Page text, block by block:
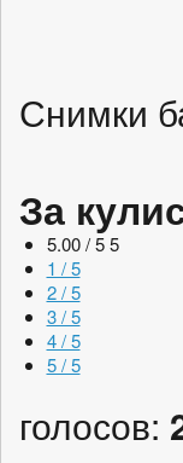
Снимки
За
5.00 / 5 5
1 / 5
2 / 5
3 / 5
4 / 5
5 / 5
голосов: